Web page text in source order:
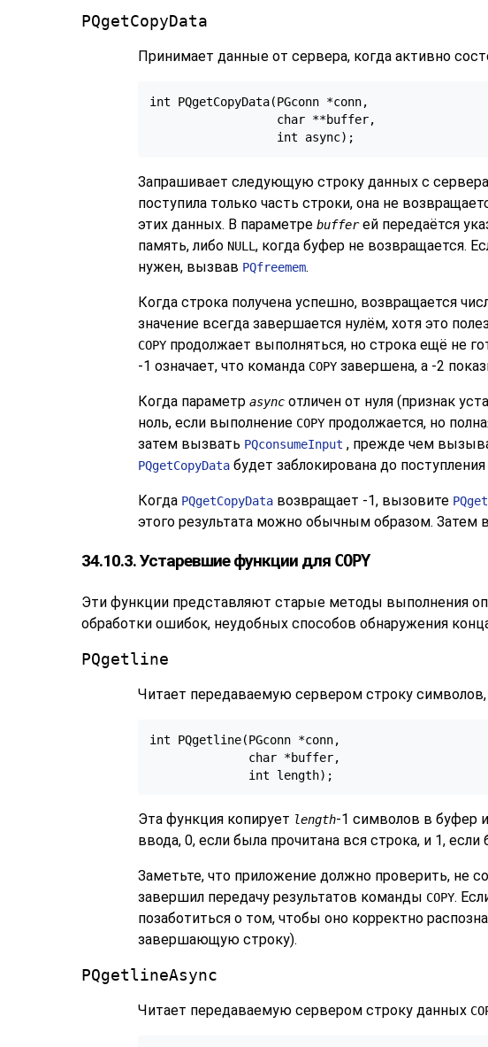
PQgetCopyData
Принимает данные от сервера, когда активно
int PQgetCopyData(PGconn *conn,
                  char **buffer,
Запрашивает следующую строку данных с
поступила только часть строки, она не
этих данных. В параметре bufferей передаётся
память, либо NULL , когда буфер не возвращается.
нужен, вызвав PQfreemem.
Когда строка получена успешно, возвращается
значение всегда завершается нулём, хотя это
COPY продолжает выполняться, но строка ещё не
-1 означает, что команда COPY завершена, а -2
Когда параметр async отличен от нуля (признак
ноль, если выполнение COPY продолжается, но
затем вызвать PQconsumeInput , прежде чем
PQgetCopyData будет заблокирована до
Когда PQgetCopyData возвращает -1, вызовите
этого результата можно обычным образом. Затем
34.10.3. Устаревшие функции для COPY
Эти функции представляют старые методы выполнения
обработки ошибок, неудобных способов обнаружения
PQgetline
Читает передаваемую сервером строку
int PQgetline(PGconn *conn,
              char *buffer,
Эта функция копирует length-1 символов в буфер
ввода, 0, если была прочитана вся строка, и 1,
Заметьте, что приложение должно проверить, не
завершил передачу результатов команды COPY.
позаботиться о том, чтобы оно корректно
завершающую строку).
PQgetlineAsync
Читает передаваемую сервером строку данных